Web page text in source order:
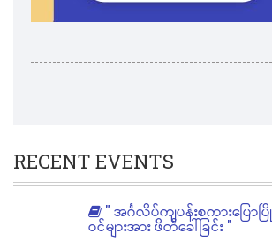
RECENT EVENTS
" အင်္ဂလိပ်ကျပန်းစကားပြေ
ဝင်များအား ဖိတ်ခေါ်ခြင်း "